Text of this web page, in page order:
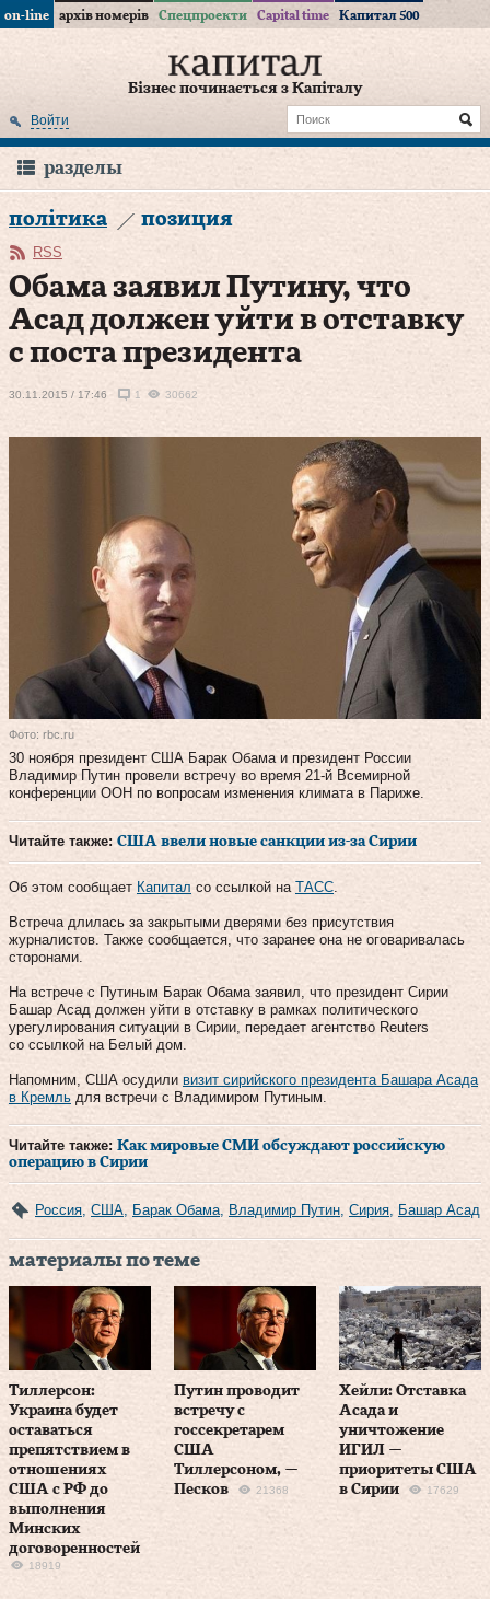
on-line архів номерів Спецпроекти Capital time Капитал 500
Бізнес починається з Капіталу
Войти
разделы
політика позиция
RSS
Обама заявил Путину, что
Асад должен уйти в отставку
с поста президента
30.11.2015 / 17:46 1 30662
Фото: rbc.ru
30 ноября президент США Барак Обама и президент России
Владимир Путин провели встречу во время 21-й Всемирной
конференции ООН по вопросам изменения климата в Париже.
Читайте также: США ввели новые санкции из-за Сирии
Об этом сообщает Капитал со ссылкой на ТАСС
Встреча длилась за закрытыми дверями без присутствия
журналистов. Также сообщается, что заранее она не оговаривалась
сторонами.
На встрече с Путиным Барак Обама заявил, что президент Сирии
Башар Асад должен уйти в отставку в рамках политического
урегулирования ситуации в Сирии, передает агентство Reuters
со ссылкой на Белый дом.
Напомним, США осудили визит сирийского президента Башара Асада
в Кремль для встречи с Владимиром Путиным.
Читайте также: Как мировые СМИ обсуждают российскую
операцию в Сирии
Россия США Барак Обама Владимир Путин Сирия Башар Асад
материалы по теме
Тиллерсон:
Украина будет
оставаться
препятствием в
отношениях
США с РФ до
выполнения
Минских
договоренностей
18919
Путин проводит
встречу с
госсекретарем
США
Тиллерсоном, —
Песков
21368
Хейли: Отставка
Асада и
уничтожение
ИГИЛ —
приоритеты США
в Сирии
17629